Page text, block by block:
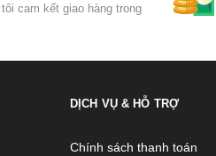
cam kết giao hàng trong
DỊCH VỤ & HỖ TRỢ
Chính sách thanh toán